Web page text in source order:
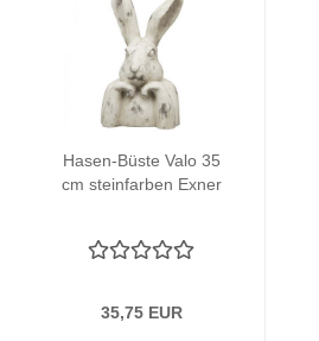
Hasen-Büste Valo 35
cm steinfarben Exner
35,75 EUR